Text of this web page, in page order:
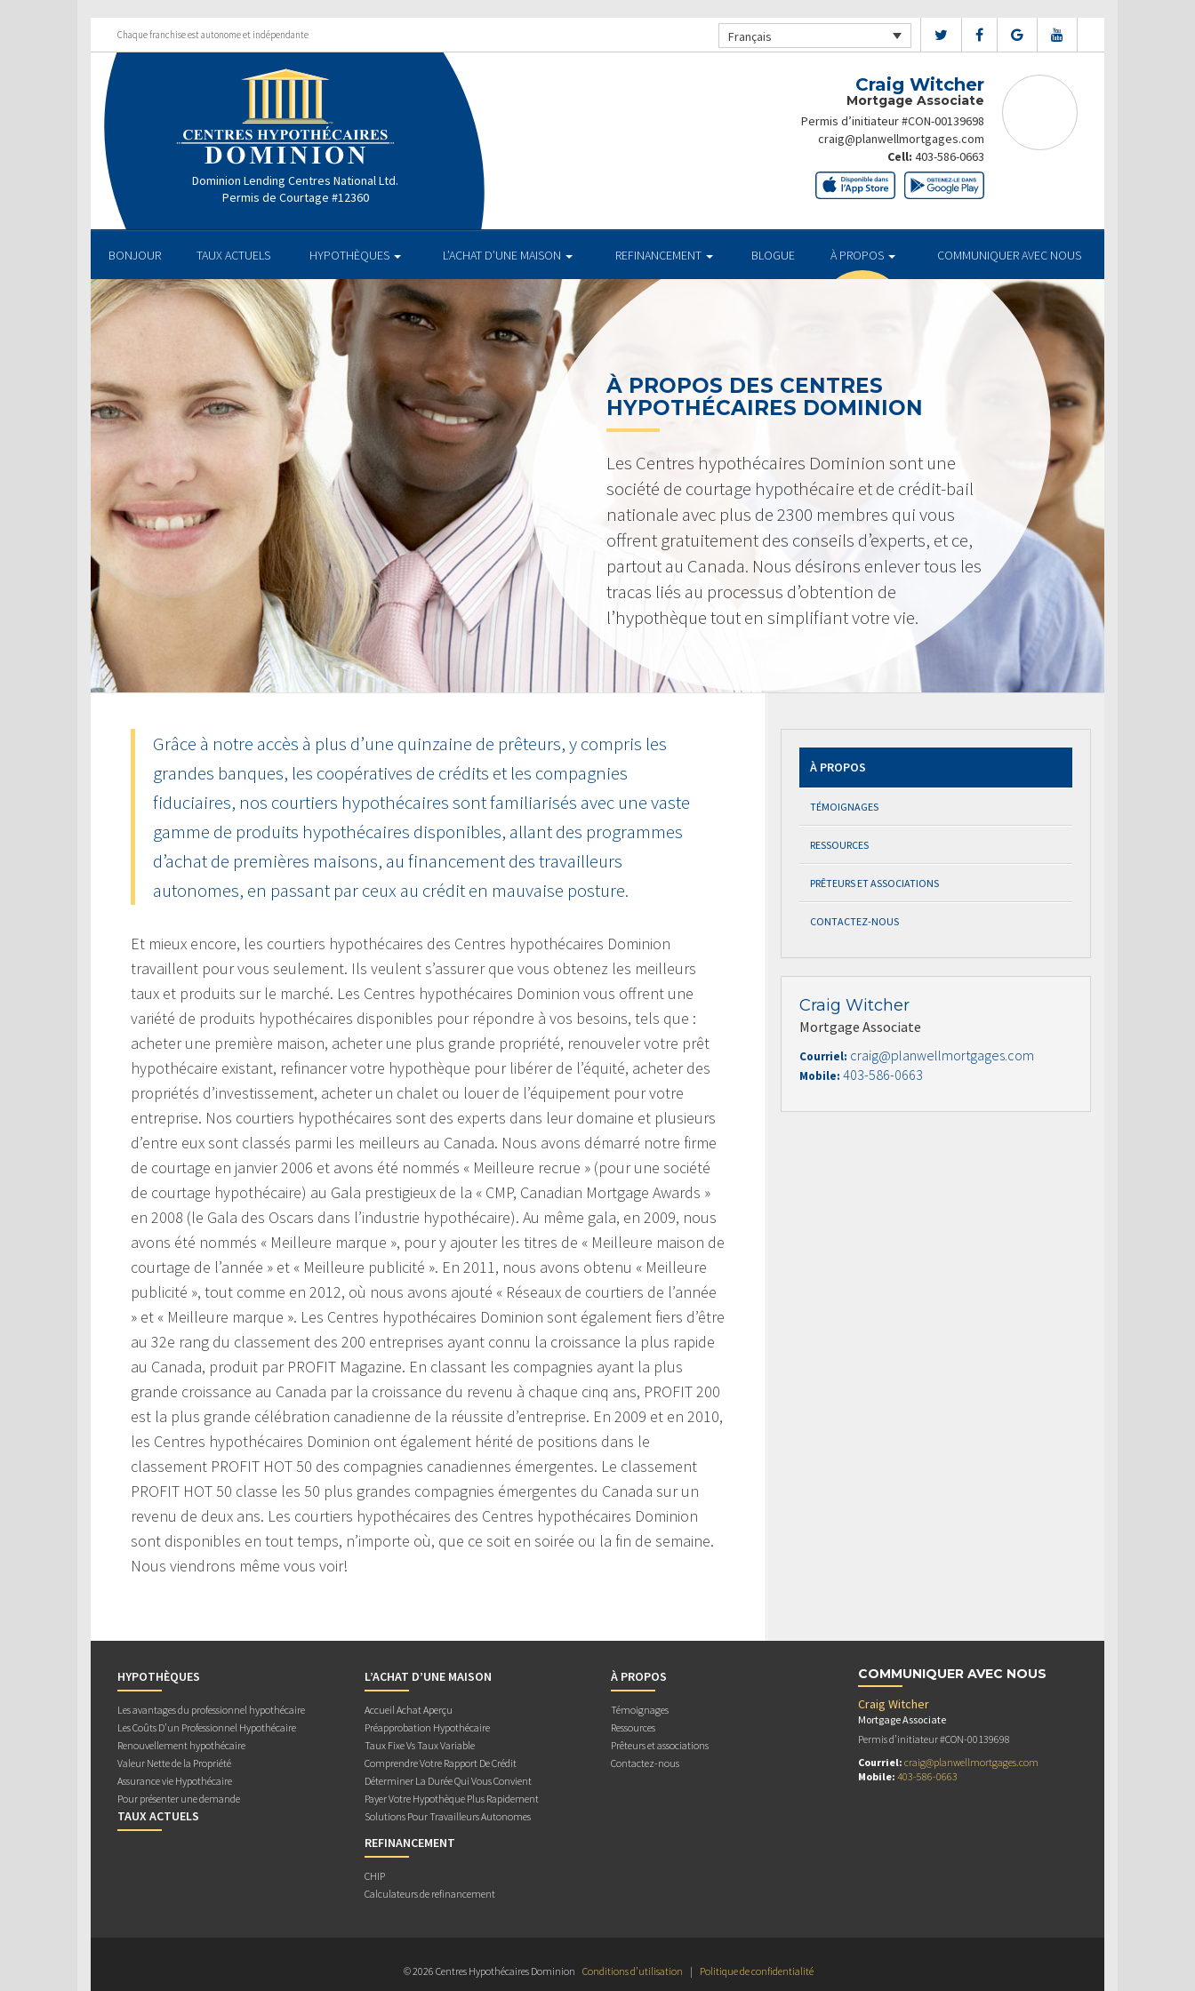
Chaque franchise est autonome et indépendante Français
Dominion Lending Centres National Ltd.
Permis de Courtage #12360
Craig Witcher
Mortgage Associate
Permis d’initiateur #CON-00139698
craig@planwellmortgages.com
Cell: 403-586-0663
BONJOUR TAUX ACTUELS HYPOTHÈQUES L’ACHAT D’UNE MAISON REFINANCEMENT BLOGUE À PROPOS COMMUNIQUER AVEC NOUS
À PROPOS DES CENTRES
HYPOTHÉCAIRES DOMINION
Les Centres hypothécaires Dominion sont une
société de courtage hypothécaire et de crédit-bail
nationale avec plus de 2300 membres qui vous
offrent gratuitement des conseils d’experts, et ce,
partout au Canada. Nous désirons enlever tous les
tracas liés au processus d’obtention de
l’hypothèque tout en simplifiant votre vie.
Grâce à notre accès à plus d’une quinzaine de prêteurs, y compris les
grandes banques, les coopératives de crédits et les compagnies
fiduciaires, nos courtiers hypothécaires sont familiarisés avec une vaste
gamme de produits hypothécaires disponibles, allant des programmes
d’achat de premières maisons, au financement des travailleurs
autonomes, en passant par ceux au crédit en mauvaise posture.
Et mieux encore, les courtiers hypothécaires des Centres hypothécaires Dominion
travaillent pour vous seulement. Ils veulent s’assurer que vous obtenez les meilleurs
taux et produits sur le marché. Les Centres hypothécaires Dominion vous offrent une
variété de produits hypothécaires disponibles pour répondre à vos besoins, tels que :
acheter une première maison, acheter une plus grande propriété, renouveler votre prêt
hypothécaire existant, refinancer votre hypothèque pour libérer de l’équité, acheter des
propriétés d’investissement, acheter un chalet ou louer de l’équipement pour votre
entreprise. Nos courtiers hypothécaires sont des experts dans leur domaine et plusieurs
d’entre eux sont classés parmi les meilleurs au Canada. Nous avons démarré notre firme
de courtage en janvier 2006 et avons été nommés « Meilleure recrue » (pour une société
de courtage hypothécaire) au Gala prestigieux de la « CMP, Canadian Mortgage Awards »
en 2008 (le Gala des Oscars dans l’industrie hypothécaire). Au même gala, en 2009, nous
avons été nommés « Meilleure marque », pour y ajouter les titres de « Meilleure maison de
courtage de l’année » et « Meilleure publicité ». En 2011, nous avons obtenu « Meilleure
publicité », tout comme en 2012, où nous avons ajouté « Réseaux de courtiers de l’année
» et « Meilleure marque ». Les Centres hypothécaires Dominion sont également fiers d’être
au 32e rang du classement des 200 entreprises ayant connu la croissance la plus rapide
au Canada, produit par PROFIT Magazine. En classant les compagnies ayant la plus
grande croissance au Canada par la croissance du revenu à chaque cinq ans, PROFIT 200
est la plus grande célébration canadienne de la réussite d’entreprise. En 2009 et en 2010,
les Centres hypothécaires Dominion ont également hérité de positions dans le
classement PROFIT HOT 50 des compagnies canadiennes émergentes. Le classement
PROFIT HOT 50 classe les 50 plus grandes compagnies émergentes du Canada sur un
revenu de deux ans. Les courtiers hypothécaires des Centres hypothécaires Dominion
sont disponibles en tout temps, n’importe où, que ce soit en soirée ou la fin de semaine.
Nous viendrons même vous voir!
À PROPOS
TÉMOIGNAGES
RESSOURCES
PRÊTEURS ET ASSOCIATIONS
CONTACTEZ-NOUS
Craig Witcher
Mortgage Associate
Courriel: craig@planwellmortgages.com
Mobile: 403-586-0663
HYPOTHÈQUES
Les avantages du professionnel hypothécaire
Les Coûts D’un Professionnel Hypothécaire
Renouvellement hypothécaire
Valeur Nette de la Propriété
Assurance vie Hypothécaire
Pour présenter une demande
TAUX ACTUELS
L’ACHAT D’UNE MAISON
Accueil Achat Aperçu
Préapprobation Hypothécaire
Taux Fixe Vs Taux Variable
Comprendre Votre Rapport De Crédit
Déterminer La Durée Qui Vous Convient
Payer Votre Hypothèque Plus Rapidement
Solutions Pour Travailleurs Autonomes
REFINANCEMENT
CHIP
Calculateurs de refinancement
À PROPOS
Témoignages
Ressources
Prêteurs et associations
Contactez-nous
COMMUNIQUER AVEC NOUS
Craig Witcher
Mortgage Associate
Permis d’initiateur #CON-00139698
Courriel: craig@planwellmortgages.com
Mobile: 403-586-0663
© 2026 Centres Hypothécaires Dominion Conditions d’utilisation | Politique de confidentialité